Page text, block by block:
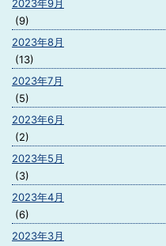
2023年9月
(9)
2023年8月
(13)
2023年7月
(5)
2023年6月
(2)
2023年5月
(3)
2023年4月
(6)
2023年3月